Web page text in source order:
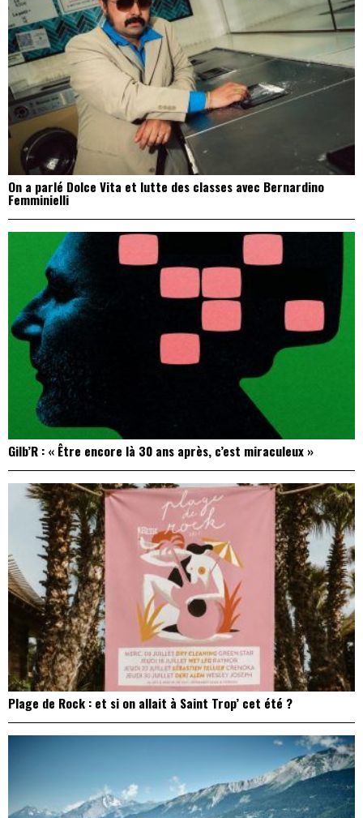
On a parlé Dolce Vita et lutte des classes avec Bernardino
Femminielli
Gilb’R : « Être encore là 30 ans après, c’est miraculeux »
Plage de Rock : et si on allait à Saint Trop’ cet été ?